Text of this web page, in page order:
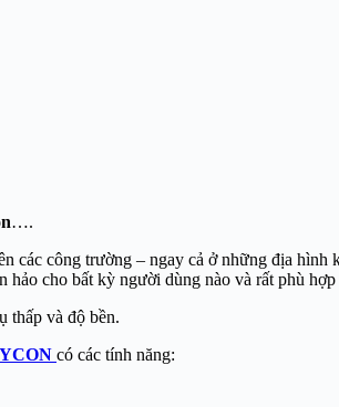
….
các công trường – ngay cả ở những địa hình
cho bất kỳ người dùng nào và rất phù
thấp và độ bền.
có các tính năng: